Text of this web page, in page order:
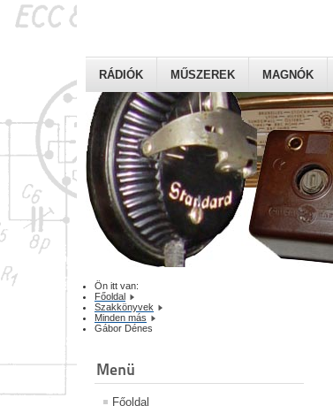
RÁDIÓK MŰSZEREK MAGNÓK
Ön itt van:
Főoldal
Szakkönyvek
Minden más
Gábor Dénes
Menü
Főoldal